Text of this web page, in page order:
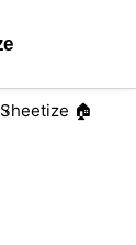
🏠︎ Sheetize